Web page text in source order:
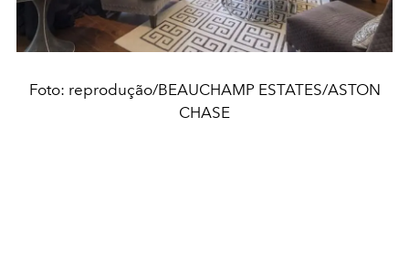
Foto: reprodução/BEAUCHAMP ESTATES/ASTON
CHASE